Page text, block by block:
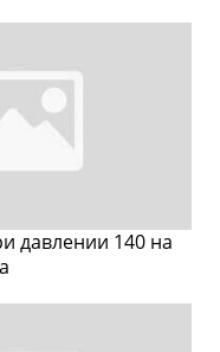
давлении 140 на